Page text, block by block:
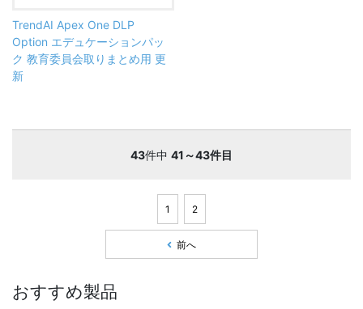
TrendAI Apex One DLP
Option エデュケーションパッ
ク 教育委員会取りまとめ用 更
新
43件中 41～43件目
前へ
1 2
おすすめ製品